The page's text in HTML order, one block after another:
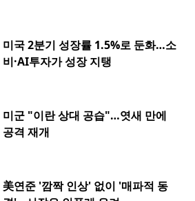
미국 2분기 성장률 1.5%로 둔화…소
비·AI투자가 성장 지탱
미군 "이란 상대 공습"…엿새 만에
공격 재개
美연준 '깜짝 인상' 없이 '매파적 동